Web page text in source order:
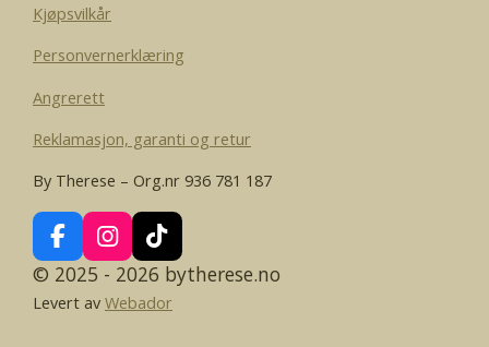
Kjøpsvilkår
Personvernerklæring
Angrerett
Reklamasjon, garanti og retur
By Therese – Org.nr 936 781 187
F
a
c
e
I
n
t
T
i
k
T
© 2025 - 2026 bytherese.no
Levert av Webador